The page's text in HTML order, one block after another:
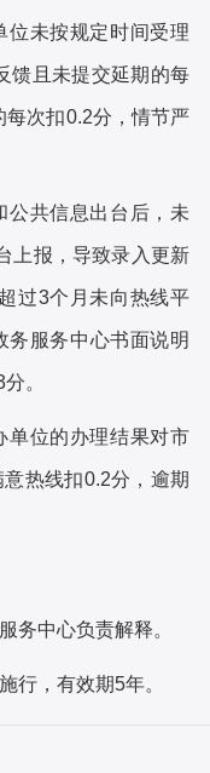
位未按规定时间受理
馈且未提交延期的每
每次扣0.2分，情节严
公共信息出台后，未
上报，导致录入更新
过3个月未向热线平
务服务中心书面说明
。
单位的办理结果对市
热线扣0.2分，逾期
务中心负责解释。
行，有效期5年。